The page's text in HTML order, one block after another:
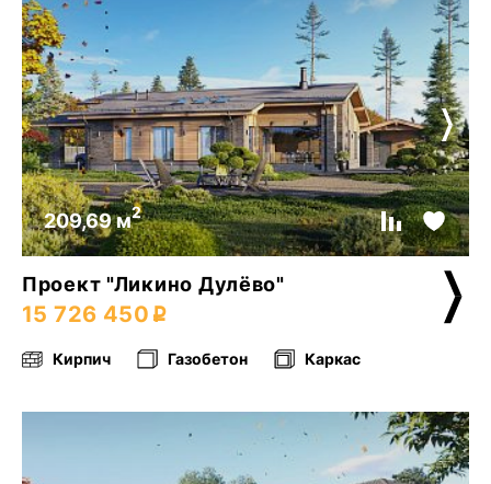
209,69 м2
Проект "Ликино Дулёво"
15 726 450
Кирпич Газобетон Каркас